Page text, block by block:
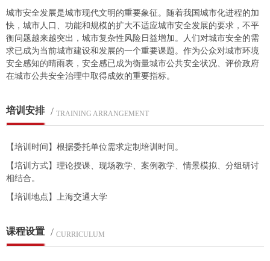
城市安全发展是城市现代文明的重要象征。随着我国城市化进程的加
快，城市人口、功能和规模的扩大不适应城市安全发展的要求，不平
衡问题越来越突出，城市复杂性风险日益增加。人们对城市安全的需
求已成为当前城市建设和发展的一个重要课题。作为公众对城市环境
安全感知的晴雨表，安全感已成为衡量城市公共安全状况、评价政府
在城市公共安全治理中取得成效的重要指标。
培训安排 / TRAINING ARRANGEMENT
【培训时间】根据委托单位需求定制培训时间。
【培训方式】理论授课、现场教学、案例教学、情景模拟、分组研讨
相结合。
【培训地点】上海交通大学
课程设置 / CURRICULUM